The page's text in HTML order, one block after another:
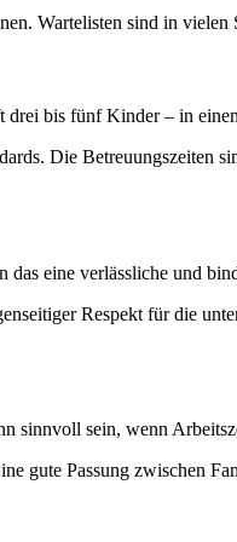
Wartelisten sind in
bis fünf Kinder – in
Die
eine verlässliche und
Respekt für die
sinnvoll sein, wenn
gute Passung zwischen